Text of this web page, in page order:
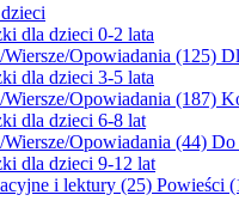
dla dzieci 0-2 lata
Opowiadania (125)
dla dzieci 3-5 lata
Opowiadania (187)
dla dzieci 6-8 lat
Opowiadania (44) Do
dla dzieci 9-12 lat
i lektury (25) Powieści